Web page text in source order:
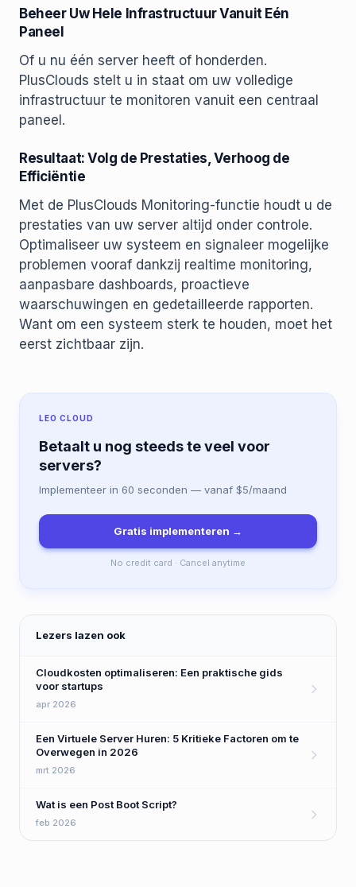
Beheer Uw Hele Infrastructuur Vanuit Eén
Paneel
Of u nu één server heeft of honderden.
PlusClouds stelt u in staat om uw volledige
infrastructuur te monitoren vanuit een centraal
paneel.
Resultaat: Volg de Prestaties, Verhoog de
Efficiëntie
Met de PlusClouds Monitoring-functie houdt u de
prestaties van uw server altijd onder controle.
Optimaliseer uw systeem en signaleer mogelijke
problemen vooraf dankzij realtime monitoring,
aanpasbare dashboards, proactieve
waarschuwingen en gedetailleerde rapporten.
Want om een systeem sterk te houden, moet het
eerst zichtbaar zijn.
LEO CLOUD
Betaalt u nog steeds te veel voor
servers?
Implementeer in 60 seconden — vanaf $5/maand
Gratis implementeren →
No credit card · Cancel anytime
Lezers lazen ook
Cloudkosten optimaliseren: Een praktische gids
voor startups
apr 2026
Een Virtuele Server Huren: 5 Kritieke Factoren om te
Overwegen in 2026
mrt 2026
Wat is een Post Boot Script?
feb 2026